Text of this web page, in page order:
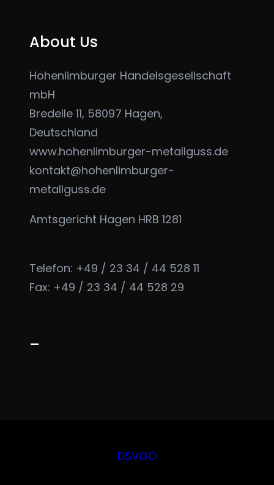
About Us
Hohenlimburger Handelsgesellschaft
mbH
Bredelle 11, 58097 Hagen,
Deutschland
www.hohenlimburger-metallguss.de
kontakt@hohenlimburger-
metallguss.de
Amtsgericht Hagen HRB 1281
Telefon: +49 / 23 34 / 44 528 11
Fax: +49 / 23 34 / 44 528 29
–
DSVGO